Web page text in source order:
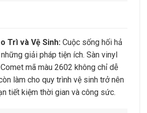
Trì và Vệ Sinh: Cuộc sống hối hả
giải pháp tiện ích. Sàn vinyl
mã màu 2602 không chỉ dễ
làm cho quy trình vệ sinh trở nên
tiết kiệm thời gian và công sức.